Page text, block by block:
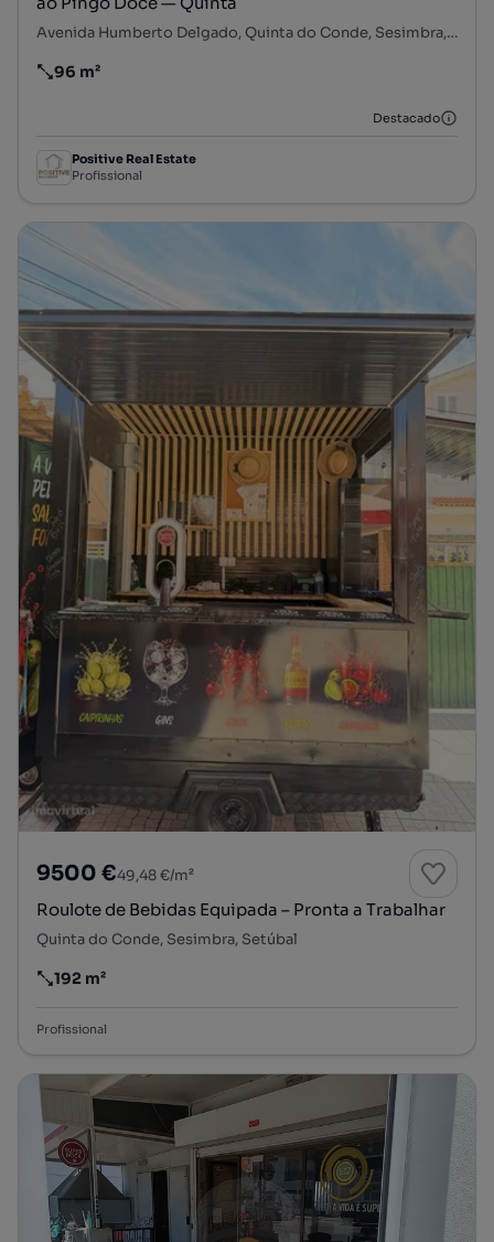
Avenida Humberto Delgado, Quinta do Conde, Sesimbra, Setúbal
Preço por metro quadrado
96 m²
Destacado
Positive Real Estate
Profissional
9500 €49,48 €/m²
Roulote de Bebidas Equipada – Pronta a Trabalhar
Quinta do Conde, Sesimbra, Setúbal
Preço por metro quadrado
192 m²
Profissional